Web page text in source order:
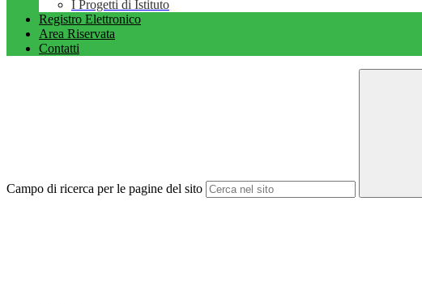
I Progetti di Istituto
Registro Elettronico
Area Riservata
Contatti
Campo di ricerca per le pagine del sito